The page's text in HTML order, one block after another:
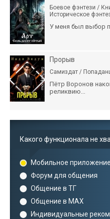
Боевое фэнтези /
Историческое
У меня был выбор
Прорыв
Самиздат /
Пётр Воронов
реликвию...
Какого функционала не
Мобильное приложение
Форум для общения
Общение в ТГ
Общение в MAX
Индивидуальные